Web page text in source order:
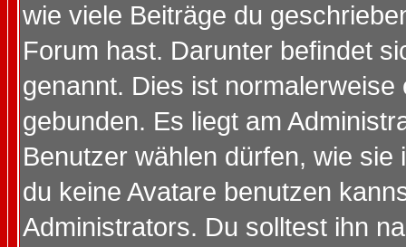
wie viele Beiträge du
Forum hast. Darunter befindet
genannt. Dies ist
gebunden. Es liegt am
Benutzer wählen dürfen, wie
du keine Avatare benutzen
Administrators. Du solltest ihn